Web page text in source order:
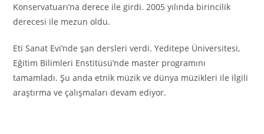
Konservatuarı’na derece ile girdi. 2005 yılında birincilik
derecesi ile mezun oldu.
Eti Sanat Evi’nde şan dersleri verdi. Yeditepe Üniversitesi,
Eğitim Bilimleri Enstitüsü’nde master programını
tamamladı. Şu anda etnik müzik ve dünya müzikleri ile ilgili
araştırma ve çalışmaları devam ediyor.